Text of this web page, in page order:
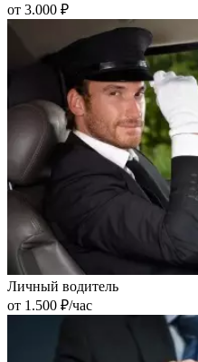
от 3.000 ₽
Личный водитель
от 1.500 ₽/час